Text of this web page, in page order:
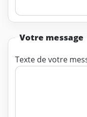
Votre message